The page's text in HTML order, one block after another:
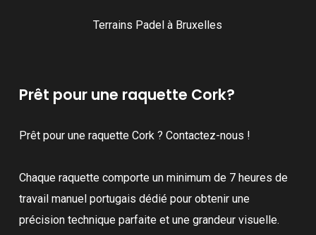
Terrains Padel à Bruxelles
Prêt pour une raquette Cork?
Prêt pour une raquette Cork ? Contactez-nous !
Chaque raquette comporte un minimum de 7 heures de
travail manuel portugais dédié pour obtenir une
précision technique parfaite et une grandeur visuelle.